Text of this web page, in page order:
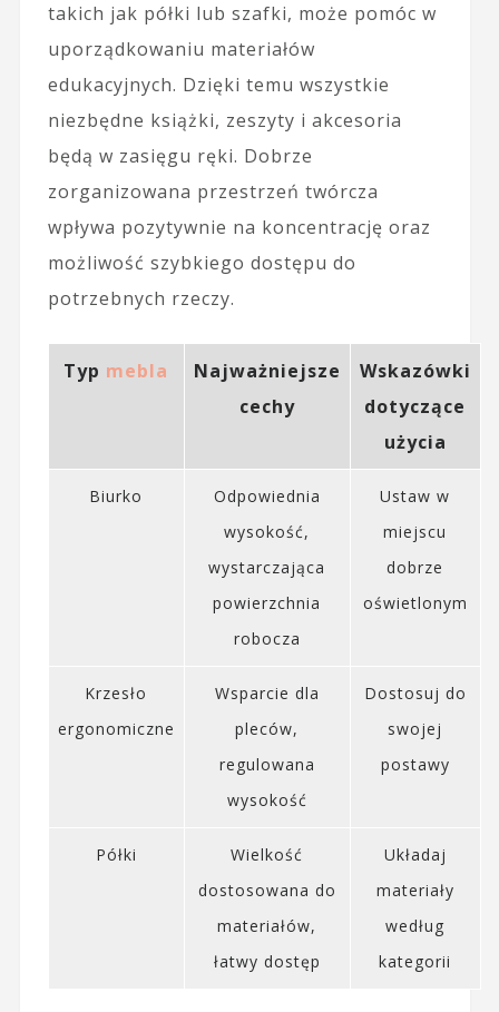
takich jak półki lub szafki, może pomóc w
uporządkowaniu materiałów
edukacyjnych. Dzięki temu wszystkie
niezbędne książki, zeszyty i akcesoria
będą w zasięgu ręki. Dobrze
zorganizowana przestrzeń twórcza
wpływa pozytywnie na koncentrację oraz
możliwość szybkiego dostępu do
potrzebnych rzeczy.
Typ mebla
Najważniejsze
cechy
Wskazówki
dotyczące
użycia
Biurko
Odpowiednia
wysokość,
wystarczająca
powierzchnia
robocza
Ustaw w
miejscu
dobrze
oświetlonym
Krzesło
ergonomiczne
Wsparcie dla
pleców,
regulowana
wysokość
Dostosuj do
swojej
postawy
Półki
Wielkość
dostosowana do
materiałów,
łatwy dostęp
Układaj
materiały
według
kategorii